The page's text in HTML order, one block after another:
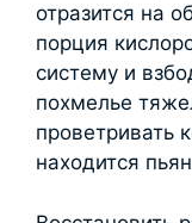
отразится на
порция
систему и
похмелье
проветривать
находится